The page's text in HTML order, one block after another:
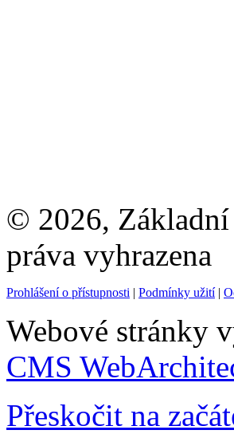
© 2026, Základní
práva vyhrazena
Prohlášení o přístupnosti | Podmínky užití|
Webové stránky
CMS
Přeskočit na